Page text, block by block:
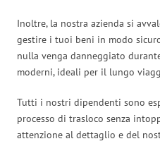
Inoltre, la nostra azienda si
gestire i tuoi beni in modo
nulla venga danneggiato
moderni, ideali per il lungo
Tutti i nostri dipendenti sono
processo di trasloco senza
attenzione al dettaglio e del